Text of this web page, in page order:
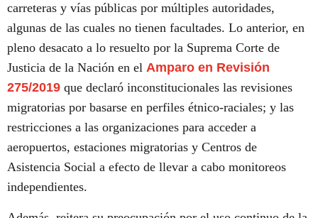
carreteras y vías públicas por múltiples autoridades,
algunas de las cuales no tienen facultades. Lo anterior, en
pleno desacato a lo resuelto por la Suprema Corte de
Justicia de la Nación en el Amparo en Revisión
275/2019 que declaró inconstitucionales las revisiones
migratorias por basarse en perfiles étnico-raciales; y las
restricciones a las organizaciones para acceder a
aeropuertos, estaciones migratorias y Centros de
Asistencia Social a efecto de llevar a cabo monitoreos
independientes.